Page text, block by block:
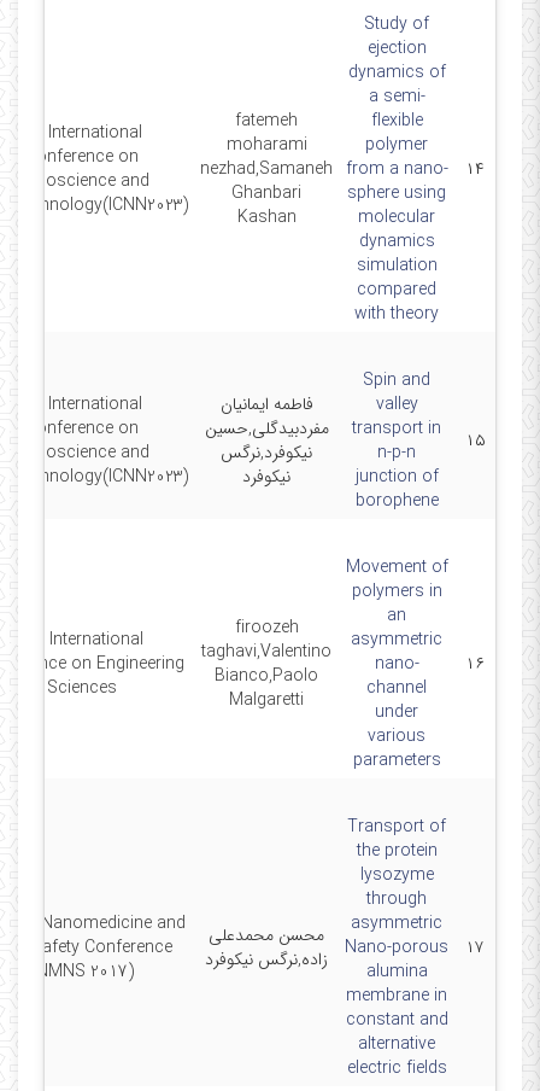
۱۴
Study of
ejection
dynamics of
a semi-
flexible
polymer
from a nano-
sphere using
molecular
dynamics
simulation
compared
with theory
fatemeh
moharami
nezhad,Samaneh
Ghanbari
Kashan
9th International
Conference on
Nanoscience and
۱۵
Spin and
valley
transport in
n-p-n
junction of
borophene
فاطمه ایمانیان
مفردبیدگلی,حسین
نیکوفرد,نرگس
نیکوفرد
9th International
Conference on
Nanoscience and
۱۶
Movement of
polymers in
an
asymmetric
nano-
channel
under
various
parameters
firoozeh
taghavi,Valentino
Bianco,Paolo
Malgaretti
4th International
on Engineering
Sciences
۱۷
Transport of
the protein
lysozyme
through
asymmetric
Nano-porous
alumina
membrane in
constant and
alternative
electric fields
محسن محمدعلی
زاده,نرگس نیکوفرد
Nanomedicine and
Conference
(NMNS 2017)